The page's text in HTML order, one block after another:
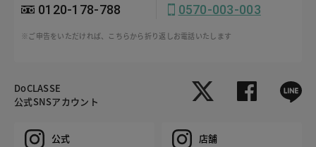
0120-178-788 0570-003-003
※ご申告をいただければ、こちらから折り返しお電話いたします
DoCLASSE
公式SNSアカウント
公式 店舗